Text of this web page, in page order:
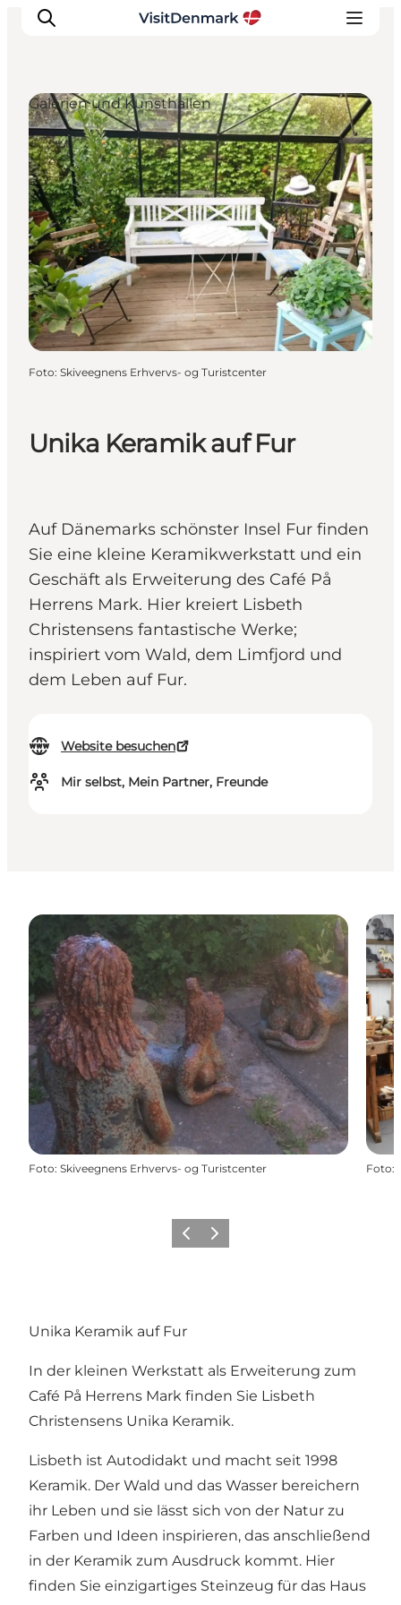
Inspiration
Regionen
Erlebnisse
Unterkünfte
Reiseplanung
Unika Keramik auf Fur
Auf Dänemarks schönster Insel Fur finden
Sie eine kleine Keramikwerkstatt und ein
Geschäft als Erweiterung des Café På
Herrens Mark. Hier kreiert Lisbeth
Christensens fantastische Werke;
inspiriert vom Wald, dem Limfjord und
dem Leben auf Fur.
Website besuchen
Mir selbst, Mein Partner, Freunde
Galerien und Kunsthallen
Foto: Skiveegnens Erhvervs- og Turistcenter
Foto: Skiveegnens Erhvervs- og Turistcenter Foto:
ZurückWeiter
Unika Keramik auf Fur
In der kleinen Werkstatt als Erweiterung zum
Café På Herrens Mark finden Sie Lisbeth
Christensens Unika Keramik.
Lisbeth ist Autodidakt und macht seit 1998
Keramik. Der Wald und das Wasser bereichern
ihr Leben und sie lässt sich von der Natur zu
Farben und Ideen inspirieren, das anschließend
in der Keramik zum Ausdruck kommt. Hier
finden Sie einzigartiges Steinzeug für das Haus